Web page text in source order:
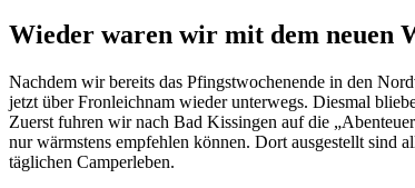
Wieder waren wir mit dem neuen
Nachdem wir bereits das Pfingstwochenende in den
jetzt über Fronleichnam wieder unterwegs. Diesmal
Zuerst fuhren wir nach Bad Kissingen auf die
nur wärmstens empfehlen können. Dort ausgestellt sind
täglichen Camperleben.